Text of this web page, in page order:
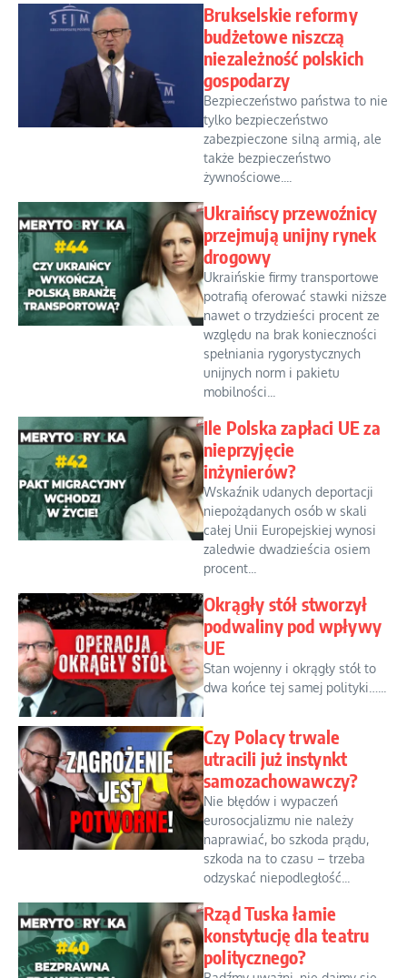
Brukselskie reformy
budżetowe niszczą
niezależność polskich
gospodarzy
Bezpieczeństwo państwa to nie
tylko bezpieczeństwo
zabezpieczone silną armią, ale
także bezpieczeństwo
żywnościowe....
Ukraińscy przewoźnicy
przejmują unijny rynek
drogowy
Ukraińskie firmy transportowe
potrafią oferować stawki niższe
nawet o trzydzieści procent ze
względu na brak konieczności
spełniania rygorystycznych
unijnych norm i pakietu
mobilności...
Ile Polska zapłaci UE za
nieprzyjęcie
inżynierów?
Wskaźnik udanych deportacji
niepożądanych osób w skali
całej Unii Europejskiej wynosi
zaledwie dwadzieścia osiem
procent...
Okrągły stół stworzył
podwaliny pod wpływy
UE
Stan wojenny i okrągły stół to
dwa końce tej samej polityki…...
Czy Polacy trwale
utracili już instynkt
samozachowawczy?
Nie błędów i wypaczeń
eurosocjalizmu nie należy
naprawiać, bo szkoda prądu,
szkoda na to czasu – trzeba
odzyskać niepodległość...
Rząd Tuska łamie
konstytucję dla teatru
politycznego?